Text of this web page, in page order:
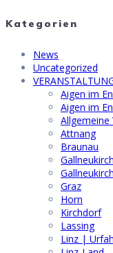
Kategorien
News
Uncategorized
Aigen im
Aigen im
Allgemeine
Attnang
Braunau
Graz
Horn
Kirchdorf
Lassing
Linz |